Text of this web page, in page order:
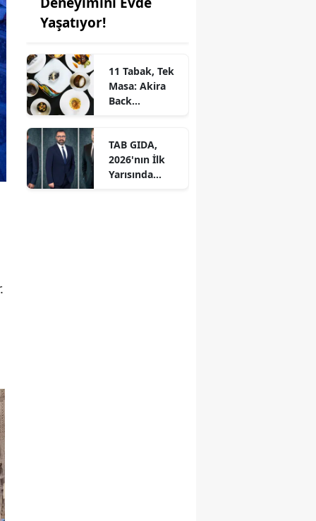
Yaşatıyor!
11 Tabak, Tek
Masa: Akira
Back
Chef’s Table
TAB GIDA,
2026'nın İlk
Yarısında